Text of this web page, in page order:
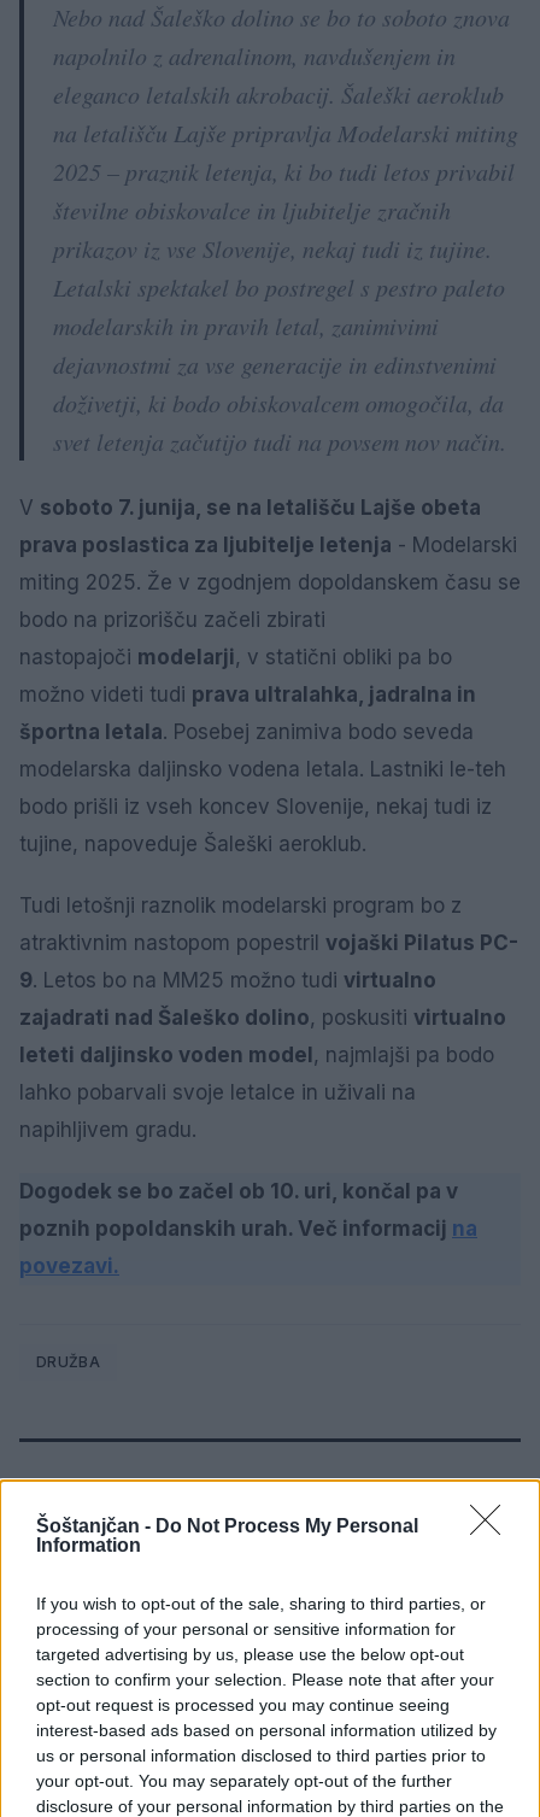
Šoštanjčan - Do Not Process My Personal
Information
If you wish to opt-out of the sale, sharing to third parties, or
processing of your personal or sensitive information for
targeted advertising by us, please use the below opt-out
section to confirm your selection. Please note that after your
opt-out request is processed you may continue seeing
interest-based ads based on personal information utilized by
us or personal information disclosed to third parties prior to
your opt-out. You may separately opt-out of the further
disclosure of your personal information by third parties on the
Nebo nad Šaleško dolino se bo to soboto znova
napolnilo z adrenalinom, navdušenjem in
eleganco letalskih akrobacij. Šaleški aeroklub
na letališču Lajše pripravlja Modelarski miting
2025 – praznik letenja, ki bo tudi letos privabil
številne obiskovalce in ljubitelje zračnih
prikazov iz vse Slovenije, nekaj tudi iz tujine.
Letalski spektakel bo postregel s pestro paleto
modelarskih in pravih letal, zanimivimi
dejavnostmi za vse generacije in edinstvenimi
doživetji, ki bodo obiskovalcem omogočila, da
svet letenja začutijo tudi na povsem nov način.
V soboto 7. junija, se na letališču Lajše obeta
prava poslastica za ljubitelje letenja - Modelarski
miting 2025. Že v zgodnjem dopoldanskem času se
bodo na prizorišču začeli zbirati
nastopajoči modelarji, v statični obliki pa bo
možno videti tudi prava ultralahka, jadralna in
športna letala. Posebej zanimiva bodo seveda
modelarska daljinsko vodena letala. Lastniki le-teh
bodo prišli iz vseh koncev Slovenije, nekaj tudi iz
tujine, napoveduje Šaleški aeroklub.
Tudi letošnji raznolik modelarski program bo z
atraktivnim nastopom popestril vojaški Pilatus PC-
9. Letos bo na MM25 možno tudi virtualno
zajadrati nad Šaleško dolino, poskusiti virtualno
leteti daljinsko voden model , najmlajši pa bodo
lahko pobarvali svoje letalce in uživali na
napihljivem gradu.
Dogodek se bo začel ob 10. uri, končal pa v
poznih popoldanskih urah. Več informacij na
povezavi.
DRUŽBA
višja
8. avgust 2026
Dež bo prekinil vročinski val, a le za
kratek čas
7. avgust 2026